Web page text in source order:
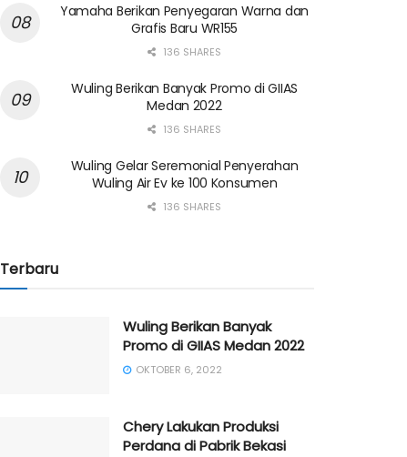
Yamaha Berikan Penyegaran Warna dan
Grafis Baru WR155
136 SHARES
Wuling Berikan Banyak Promo di GIIAS
Medan 2022
136 SHARES
Wuling Gelar Seremonial Penyerahan
Wuling Air Ev ke 100 Konsumen
136 SHARES
Terbaru
Wuling Berikan Banyak
Promo di GIIAS Medan 2022
OKTOBER 6, 2022
Chery Lakukan Produksi
Perdana di Pabrik Bekasi